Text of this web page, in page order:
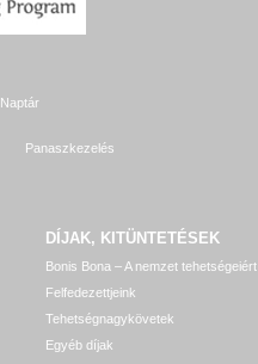
Naptár
Panaszkezelés
DÍJAK, KITÜNTETÉSEK
Bonis Bona – A nemzet tehetségeiért
Felfedezettjeink
Tehetségnagykövetek
Egyéb díjak